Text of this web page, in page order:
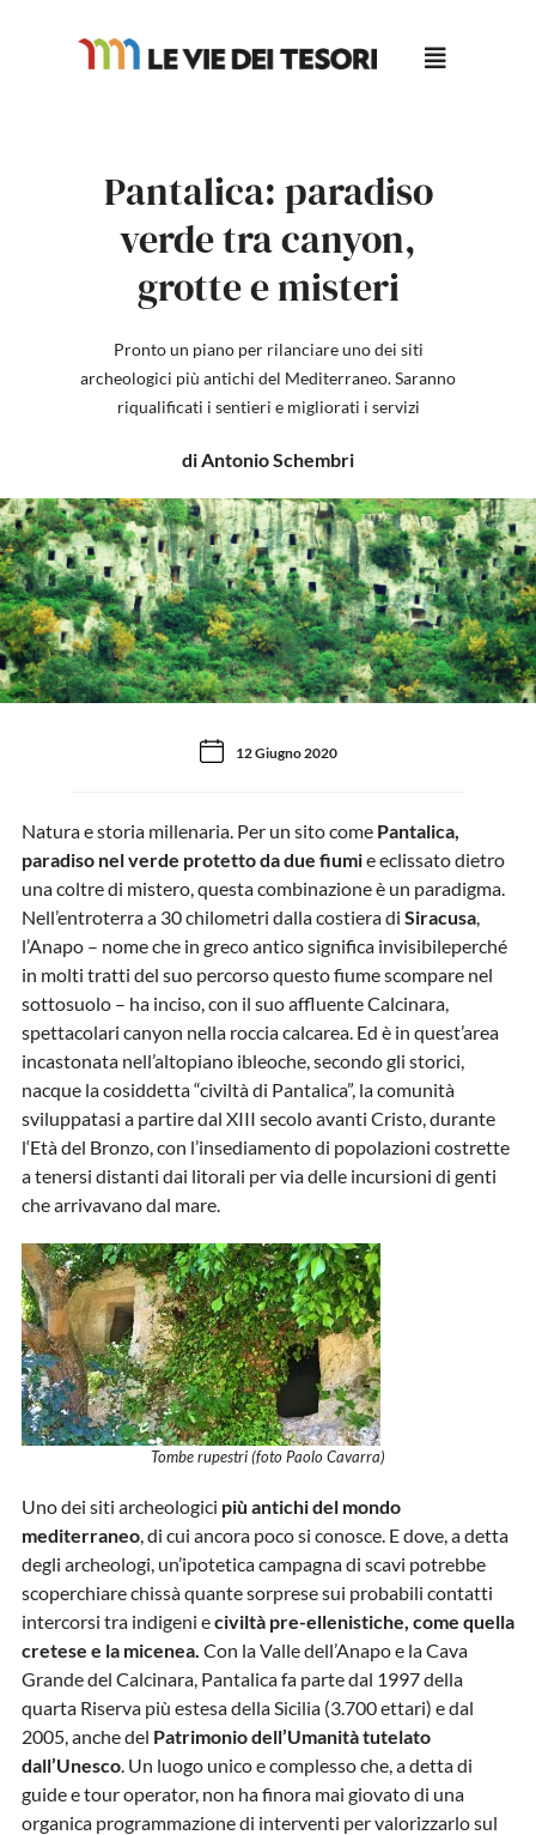
Pantalica: paradiso
verde tra canyon,
grotte e misteri
Pronto un piano per rilanciare uno dei siti
archeologici più antichi del Mediterraneo. Saranno
riqualificati i sentieri e migliorati i servizi
di Antonio Schembri
12 Giugno 2020
Natura e storia millenaria. Per un sito come Pantalica,
paradiso nel verde protetto da due fiumie eclissato dietro
una coltre di mistero, questa combinazione è un paradigma.
Nell’entroterra a 30 chilometri dalla costiera di Siracusa,
l’Anapo – nome che in greco antico significa invisibileperché
in molti tratti del suo percorso questo fiume scompare nel
sottosuolo – ha inciso, con il suo affluente Calcinara,
spettacolari canyon nella roccia calcarea. Ed è in quest’area
incastonata nell’altopiano ibleoche, secondo gli storici,
nacque la cosiddetta “civiltà di Pantalica”, la comunità
sviluppatasi a partire dal XIII secolo avanti Cristo, durante
l‘Età del Bronzo, con l’insediamento di popolazioni costrette
a tenersi distanti dai litorali per via delle incursioni di genti
che arrivavano dal mare.
Tombe rupestri (foto Paolo Cavarra)
Uno dei siti archeologici più antichi del mondo
mediterraneo, di cui ancora poco si conosce. E dove, a detta
degli archeologi, un’ipotetica campagna di scavi potrebbe
scoperchiare chissà quante sorprese sui probabili contatti
intercorsi tra indigeni eciviltà pre-ellenistiche, come quella
cretese e la micenea. Con la Valle dell’Anapo e la Cava
Grande del Calcinara, Pantalica fa parte dal 1997 della
quarta Riserva più estesa della Sicilia (3.700 ettari) e dal
2005, anche del Patrimonio dell’Umanità tutelato
dall’Unesco. Un luogo unico e complesso che, a detta di
guide e tour operator, non ha finora mai giovato di una
organica programmazione di interventi per valorizzarlo sul